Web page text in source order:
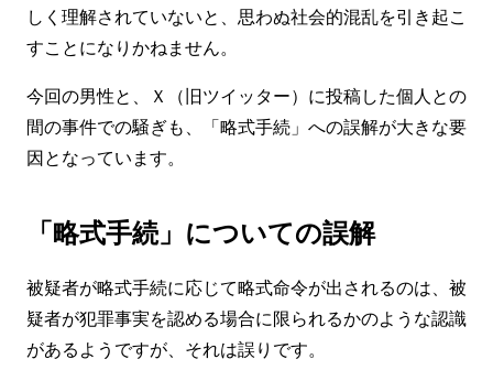
しく理解されていないと、思わぬ社会的混乱を引き起こ
すことになりかねません。
今回の男性と、Ｘ（旧ツイッター）に投稿した個人との
間の事件での騒ぎも、「略式手続」への誤解が大きな要
因となっています。
「略式手続」についての誤解
被疑者が略式手続に応じて略式命令が出されるのは、被
疑者が犯罪事実を認める場合に限られるかのような認識
があるようですが、それは誤りです。